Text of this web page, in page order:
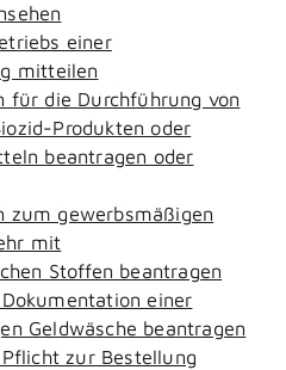
einer
mitteilen
für die Durchführung von
Produkten oder
beantragen oder
zum gewerbsmäßigen
mit
Stoffen beantragen
einer
Geldwäsche beantragen
zur Bestellung